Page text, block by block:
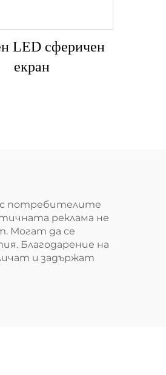
LED сферичен
екран
с потребителите
реклама не
Могат да се
Благодарение на
и задържат